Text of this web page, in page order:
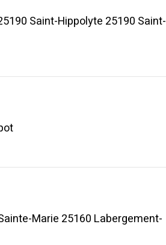
Saint-Hippolyte 25190 Saint-
Marie 25160 Labergement-